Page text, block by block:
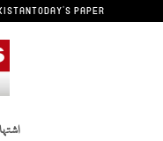
TODAY'S PAPER